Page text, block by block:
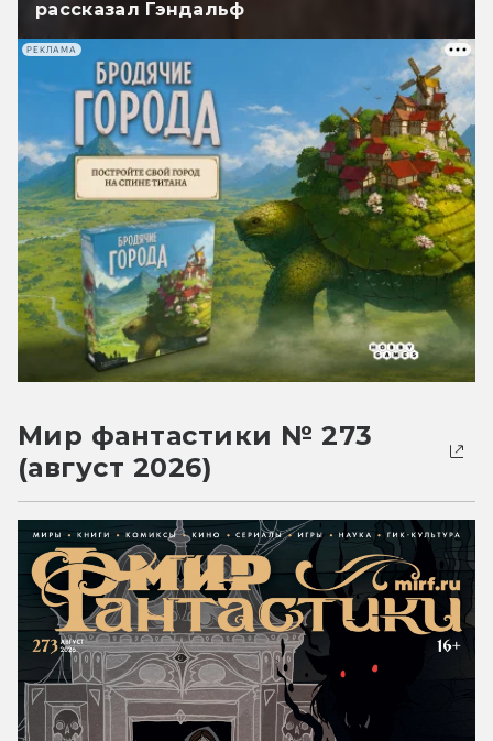
рассказал Гэндальф
РЕКЛАМА
Мир фантастики № 273
(август 2026)